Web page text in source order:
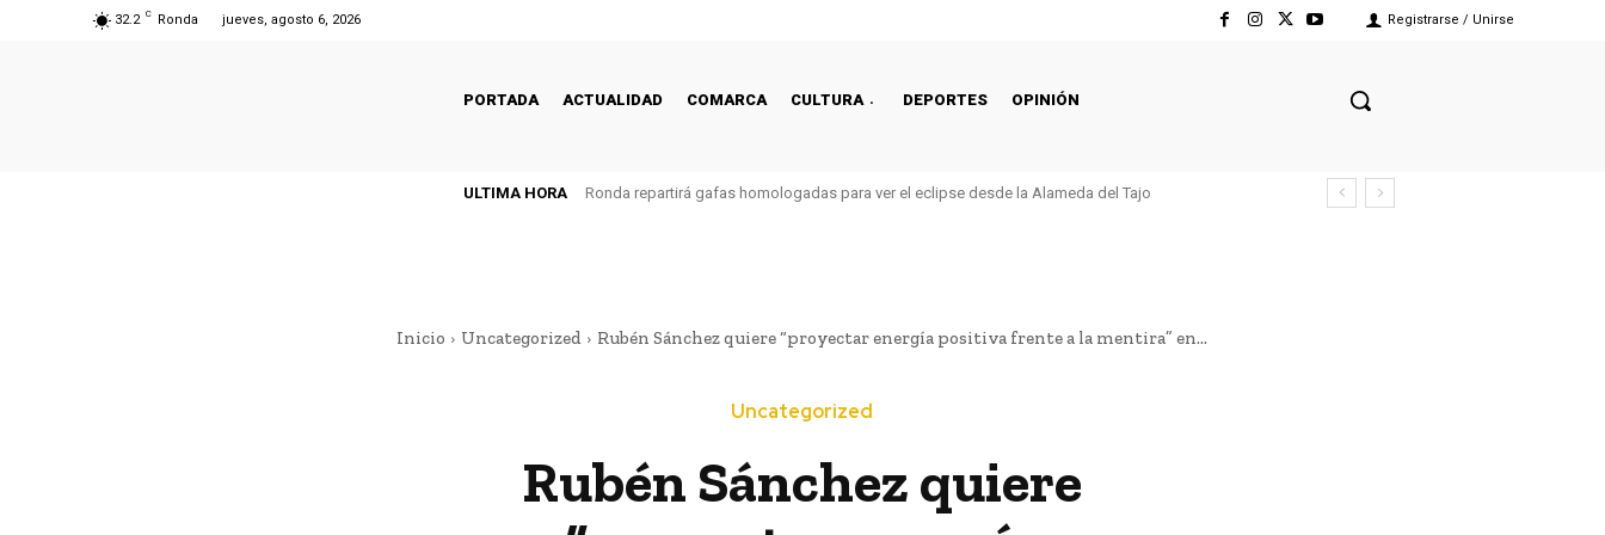
32.2 C Ronda jueves, agosto 6, 2026 Registrarse / Unirse
PORTADA ACTUALIDAD COMARCA CULTURA DEPORTES OPINIÓN
ULTIMA HORA Ronda repartirá gafas homologadas para ver el eclipse desde la Alameda del Tajo
Inicio Uncategorized Rubén Sánchez quiere “proyectar energía positiva frente a la mentira” en...
Uncategorized
Rubén Sánchez quiere